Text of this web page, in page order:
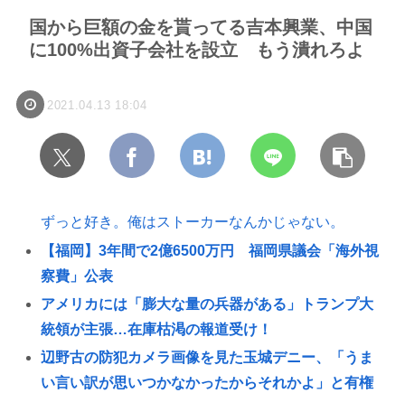
国から巨額の金を貰ってる吉本興業、中国
に100%出資子会社を設立 もう潰れろよ
2021.04.13 18:04
ずっと好き。俺はストーカーなんかじゃない。
【福岡】3年間で2億6500万円 福岡県議会「海外視
察費」公表
アメリカには「膨大な量の兵器がある」トランプ大
統領が主張…在庫枯渇の報道受け！
辺野古の防犯カメラ画像を見た玉城デニー、「うま
い言い訳が思いつかなかったからそれかよ」と有権